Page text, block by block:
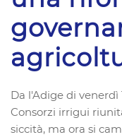
Da l'Adige di venerdì
Consorzi irrigui
siccità, ma ora si